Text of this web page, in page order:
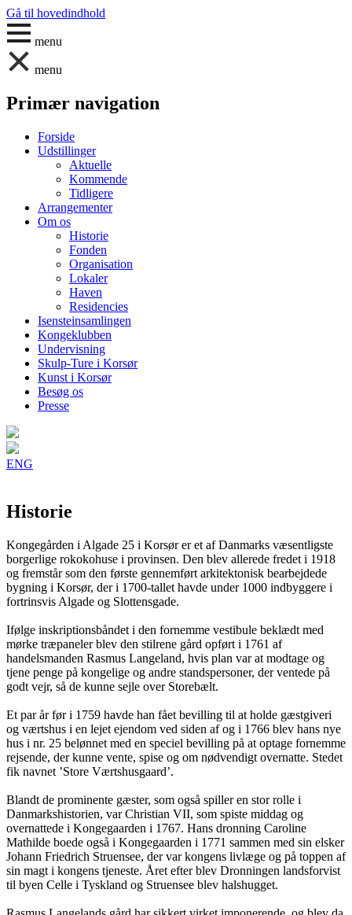
Gå til hovedindhold
menu
menu
Primær navigation
Forside
Udstillinger
Aktuelle
Kommende
Tidligere
Arrangementer
Om os
Historie
Fonden
Organisation
Lokaler
Haven
Residencies
Isensteinsamlingen
Kongeklubben
Undervisning
Skulp-Ture i Korsør
Kunst i Korsør
Besøg os
Presse
ENG
Historie
Kongegården i Algade 25 i Korsør er et af Danmarks væsentligste
borgerlige rokokohuse i provinsen. Den blev allerede fredet i 1918
og fremstår som den første gennemført arkitektonisk bearbejdede
bygning i Korsør, der i 1700-tallet havde under 1000 indbyggere i
fortrinsvis Algade og Slottensgade.
Ifølge inskriptionsbåndet i den fornemme vestibule beklædt med
mørke træpaneler blev den stilrene gård opført i 1761 af
handelsmanden Rasmus Langeland, hvis plan var at modtage og
tjene penge på kongelige og andre standspersoner, der ventede på
godt vejr, så de kunne sejle over Storebælt.
Et par år før i 1759 havde han fået bevilling til at holde gæstgiveri
og værtshus i en lejet ejendom ved siden af og i 1766 blev hans nye
hus i nr. 25 belønnet med en speciel bevilling på at optage fornemme
rejsende, der kunne vente, spise og om nødvendigt overnatte. Stedet
fik navnet ’Store Værtshusgaard’.
Blandt de prominente gæster, som også spiller en stor rolle i
Danmarkshistorien, var Christian VII, som spiste middag og
overnattede i Kongegaarden i 1767. Hans dronning Caroline
Mathilde boede også i Kongegaarden i 1771 sammen med sin elsker
Johann Friedrich Struensee, der var kongens livlæge og på toppen af
sin magt i kongens tjeneste. Året efter blev Dronningen landsforvist
til byen Celle i Tyskland og Struensee blev halshugget.